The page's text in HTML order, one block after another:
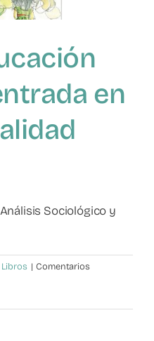
en
Sociológico y
Libros | Comentarios